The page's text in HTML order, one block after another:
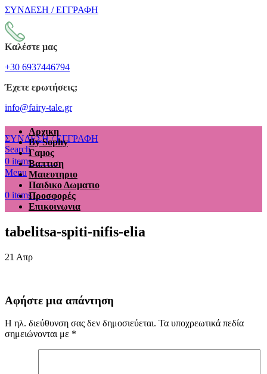
ΣΥΝΔΕΣΗ / ΕΓΓΡΑΦΗ
Καλέστε μας
+30 6937446794
Έχετε ερωτήσεις;
info@fairy-tale.gr
ΣΥΝΔΕΣΗ / ΕΓΓΡΑΦΗ
Search
0 items €0.00
Menu
0 items €0.00
Αρχικη
By Sophy
Γαμος
Βαπτιση
Μαιευτηριο
Παιδικο Δωματιο
Προσφορές
Επικοινωνια
tabelitsa-spiti-nifis-elia
21 Απρ
Αφήστε μια απάντηση
Η ηλ. διεύθυνση σας δεν δημοσιεύεται. Τα υποχρεωτικά πεδία
σημειώνονται με *